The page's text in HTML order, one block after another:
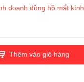
doanh đồng hồ mắt kính
Thêm vào giỏ hàng